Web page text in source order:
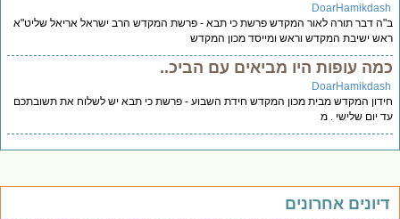
דבר תורה לאור המקדש פרשת כי תבא - פרשת המקדש הרב ישראל אריאל שליט"א
ישיבת המקדש וראש ומייסד מכון המקדש
עופות היו מביאים עם הביכ..
המקדש מבית מכון המקדש חידת השבוע - פרשת כי תבא יש לשלוח את תשובתכם
יום שלישי . מ
אחרונים